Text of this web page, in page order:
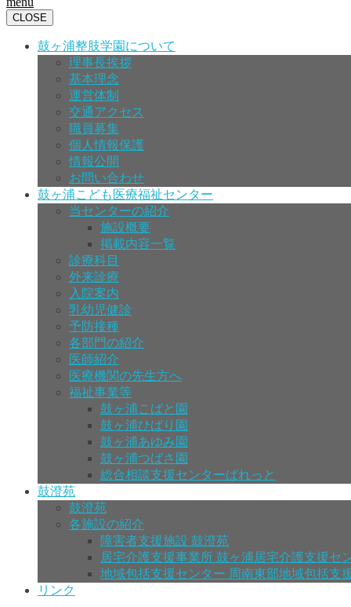
CLOSE
鼓ヶ浦整肢学園について
理事長挨拶
基本理念
運営体制
交通アクセス
職員募集
個人情報保護
情報公開
お問い合わせ
鼓ヶ浦こども医療福祉センター
当センターの紹介
施設概要
掲載内容一覧
診療科目
外来診療
入院案内
乳幼児健診
予防接種
各部門の紹介
医師紹介
医療機関の先生方へ
福祉事業等
鼓ヶ浦こばと園
鼓ヶ浦ひばり園
鼓ヶ浦あゆみ園
鼓ヶ浦つばさ園
総合相談支援センターぱれっと
鼓澄苑
鼓澄苑
各施設の紹介
障害者支援施設 鼓澄苑
居宅介護支援事業所 鼓ヶ浦居宅介護支援セ
地域包括支援センター 周南東部地域包括支
リンク